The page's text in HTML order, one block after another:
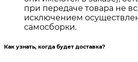
при передаче товара не
исключением
самосборки.
Как узнать, когда будет доставка?